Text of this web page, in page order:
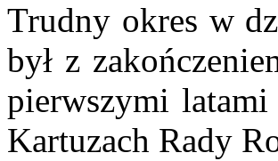
Trudny okres w
był z
pierwszymi
Kartuzach Rady